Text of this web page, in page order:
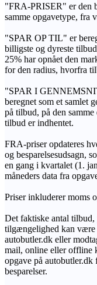
"FRA-PRISER" er den
samme opgavetype, fra
"SPAR OP TIL" er
billigste og dyreste
25% har opnået den
for den radius, hvorfra
"SPAR I
beregnet som et samlet
på tilbud, på den
tilbud er indhentet.
FRA-priser opdateres
og besparelsesudsagn,
en gang i kvartalet (1.
måneders data fra
Priser inkluderer moms
Det faktiske antal tilbud,
tilgængelighed kan være
autobutler.dk eller
mail, online eller offline
opgave på
besparelser.